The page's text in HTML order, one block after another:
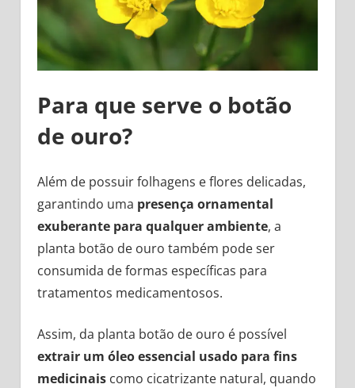
Para que serve o botão
de ouro?
Além de possuir folhagens e flores delicadas,
garantindo uma presença ornamental
exuberante para qualquer ambiente, a
planta botão de ouro também pode ser
consumida de formas específicas para
tratamentos medicamentosos.
Assim, da planta botão de ouro é possível
extrair um óleo essencial usado para fins
medicinaiscomo cicatrizante natural, quando